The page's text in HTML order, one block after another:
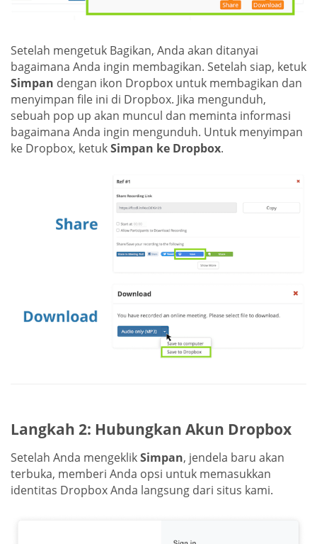
Setelah mengetuk Bagikan, Anda akan ditanyai
bagaimana Anda ingin membagikan. Setelah siap, ketuk
Simpan dengan ikon Dropbox untuk membagikan dan
menyimpan file ini di Dropbox. Jika mengunduh,
sebuah pop up akan muncul dan meminta informasi
bagaimana Anda ingin mengunduh. Untuk menyimpan
ke Dropbox, ketukSimpan ke Dropbox.
Langkah 2: Hubungkan Akun Dropbox
Setelah Anda mengeklikSimpan, jendela baru akan
terbuka, memberi Anda opsi untuk memasukkan
identitas Dropbox Anda langsung dari situs kami.